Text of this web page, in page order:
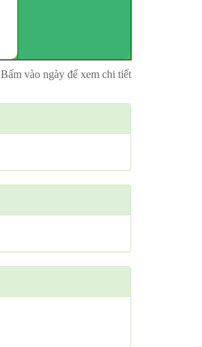
Bấm vào ngày để xem chi tiết